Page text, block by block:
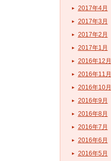
2017年4月
2017年3月
2017年2月
2017年1月
2016年12月
2016年11月
2016年10月
2016年9月
2016年8月
2016年7月
2016年6月
2016年5月